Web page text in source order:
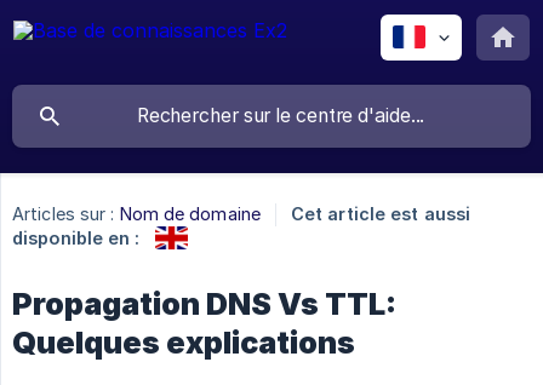
Articles sur : Nom de domaine
Cet article est aussi
disponible en :
Propagation DNS Vs TTL:
Quelques explications